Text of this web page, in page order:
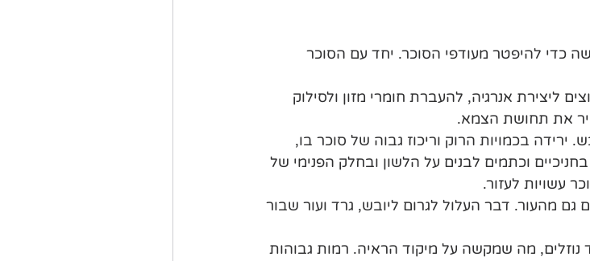
כדי להיפטר מעודפי הסוכר. יחד עם הסוכר
ליצירת אנרגיה, להעברת חומרי מזון ולסילוק
את תחושת הצמא.
ירידה בכמויות הרוק וריכוז גבוה של סוכר בו,
וכתמים לבנים על הלשון ובחלק הפנימי של
עשויות לעזור.
גם מהעור. דבר העלול לגרום ליובש, גרד ועור שבור
נוזלים, מה שמקשה על מיקוד הראיה. רמות גבוהות